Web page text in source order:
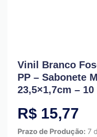
Vinil Branco
PP – Sabonete
23,5×1,7cm – 10
R$ 15,77
Prazo de Produção: 7